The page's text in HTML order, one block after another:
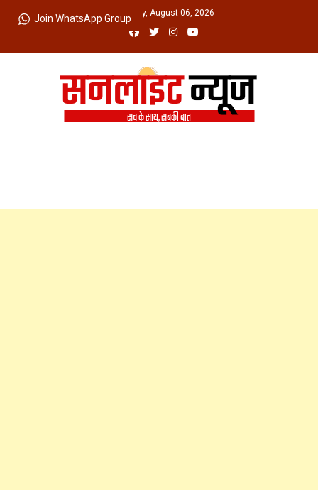
Thursday, August 06, 2026
Join WhatsApp Group